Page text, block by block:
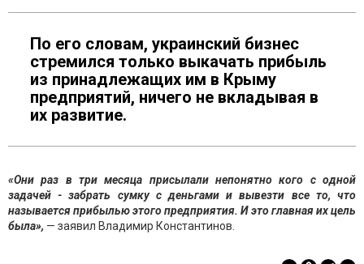
По его словам, украинский бизнес
стремился только выкачать прибыль
из принадлежащих им в Крыму
предприятий, ничего не вкладывая в
их развитие.
«Они раз в три месяца присылали непонятно кого с одной
задачей - забрать сумку с деньгами и вывезти все то, что
называется прибылью этого предприятия. И это главная их цель
была», — заявил Владимир Константинов.